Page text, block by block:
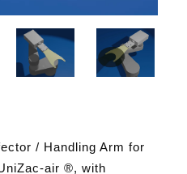
/ Handling Arm for
air ®, with